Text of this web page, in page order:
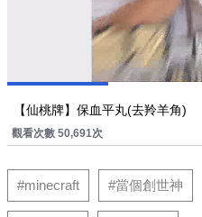
【仙桃牌】保血平丸(去羚羊角)
觀看次數 50,691次
#minecraft #當個創世神